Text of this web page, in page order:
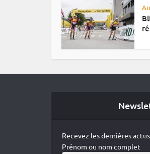
Recevez les dernières
Prénom ou nom complet